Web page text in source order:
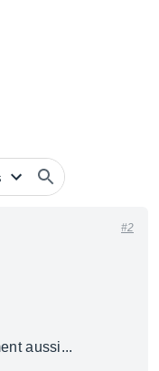
#2
aussi...